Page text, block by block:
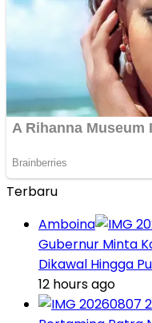
Terbaru
Amboina
Gubernur Minta
Dikawal Hingga
12 hours ago